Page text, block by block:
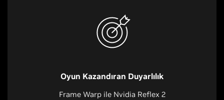
Oyun Kazandıran Duyarlılık
Frame Warp ile Nvidia Reflex 2